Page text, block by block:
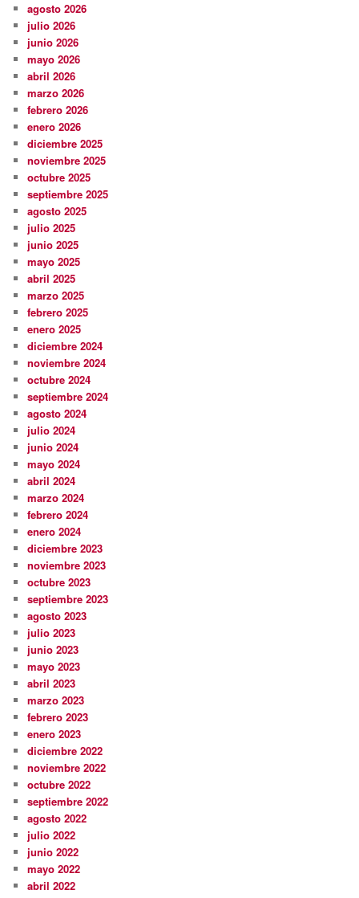
agosto 2026
julio 2026
junio 2026
mayo 2026
abril 2026
marzo 2026
febrero 2026
enero 2026
diciembre 2025
noviembre 2025
octubre 2025
septiembre 2025
agosto 2025
julio 2025
junio 2025
mayo 2025
abril 2025
marzo 2025
febrero 2025
enero 2025
diciembre 2024
noviembre 2024
octubre 2024
septiembre 2024
agosto 2024
julio 2024
junio 2024
mayo 2024
abril 2024
marzo 2024
febrero 2024
enero 2024
diciembre 2023
noviembre 2023
octubre 2023
septiembre 2023
agosto 2023
julio 2023
junio 2023
mayo 2023
abril 2023
marzo 2023
febrero 2023
enero 2023
diciembre 2022
noviembre 2022
octubre 2022
septiembre 2022
agosto 2022
julio 2022
junio 2022
mayo 2022
abril 2022